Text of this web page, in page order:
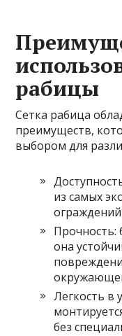
рабицы
Сетка рабица
преимуществ,
выбором для
из самых
Прочность:
она
Легкость в
без